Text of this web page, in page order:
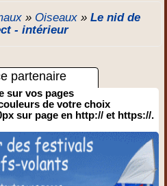
» Oiseaux »Le nid de
- intérieur
partenaire
sur vos pages
de votre choix
sur page en http:// et https://.